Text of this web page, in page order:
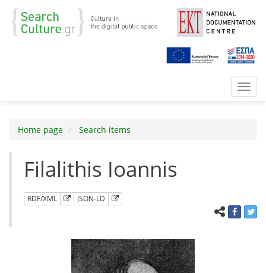
Home page Search items
Filalithis Ioannis
RDF/XML JSON-LD